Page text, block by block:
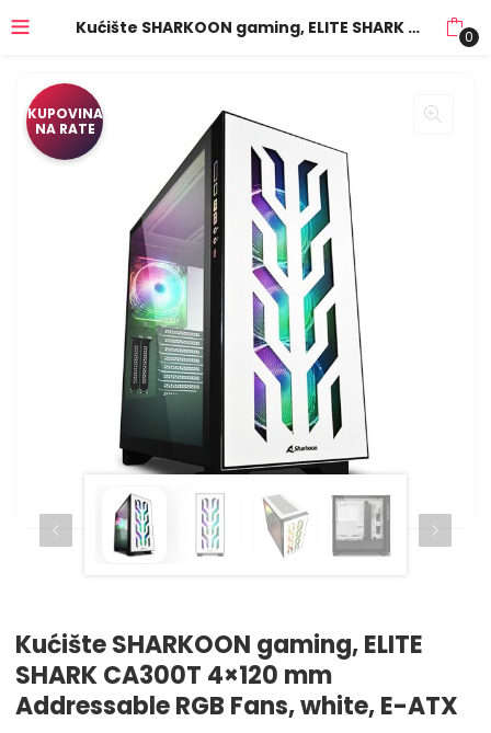
Kućište SHARKOON gaming, ELITE SHARK CA300T 4×120 mm Addressable RGB Fans, white, E-ATX 0
KUPOVINA
NA RATE
Kućište SHARKOON gaming, ELITE
SHARK CA300T 4×120 mm
Addressable RGB Fans, white, E-ATX